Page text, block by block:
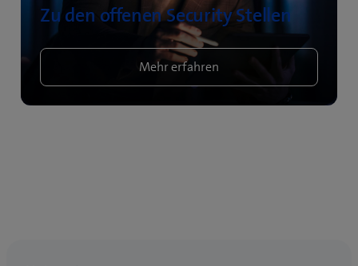
Zu den offenen Security Stellen
Mehr erfahren